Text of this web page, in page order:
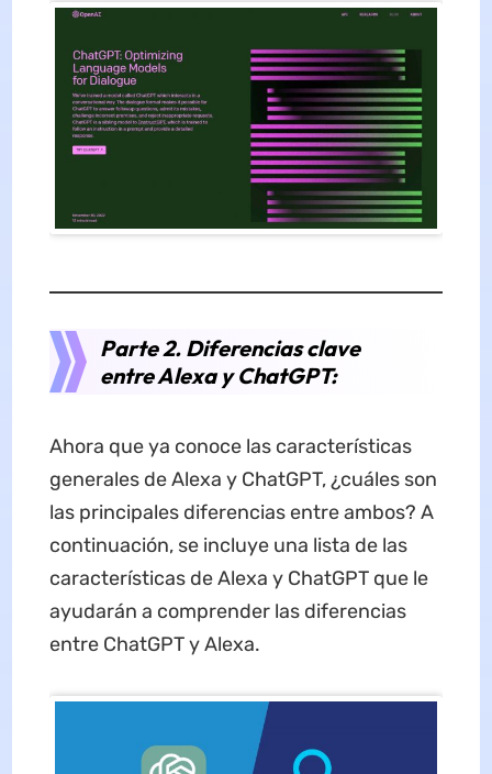
Parte 2. Diferencias clave
entre Alexa y ChatGPT:
Ahora que ya conoce las características
generales de Alexa y ChatGPT, ¿cuáles son
las principales diferencias entre ambos? A
continuación, se incluye una lista de las
características de Alexa y ChatGPT que le
ayudarán a comprender las diferencias
entre ChatGPT y Alexa.